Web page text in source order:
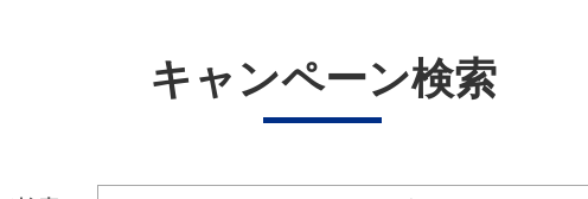
キャンペーン検索